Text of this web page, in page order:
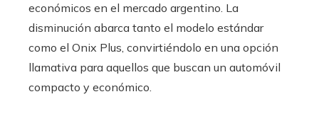
económicos en el mercado argentino. La
disminución abarca tanto el modelo estándar
como el Onix Plus, convirtiéndolo en una opción
llamativa para aquellos que buscan un automóvil
compacto y económico.